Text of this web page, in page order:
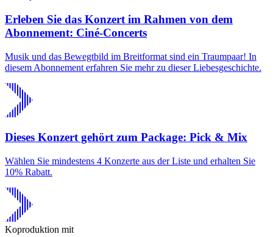
Erleben Sie das Konzert im Rahmen von dem
Abonnement: Ciné-Concerts
Musik und das Bewegtbild im Breitformat sind ein Traumpaar! In
diesem Abonnement erfahren Sie mehr zu dieser Liebesgeschichte.
Dieses Konzert gehört zum Package: Pick & Mix
Wählen Sie mindestens 4 Konzerte aus der Liste und erhalten Sie
10% Rabatt.
Koproduktion mit